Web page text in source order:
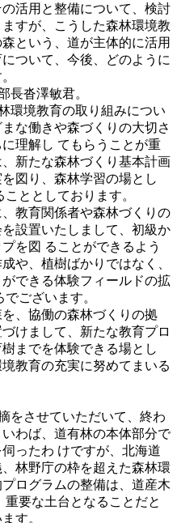
活用と整備について、検討
すが、こうした森林環境教
という、道が主体的に活用
ついて、今後、どのように
沓澤敏君。
境教育の取り組みについ
な働きや森づくりの大切さ
理解し てもらうことが重
新たな森林づくり基本計画
図り、森林学習の場とし
ととしております。
教育関係者や森林づくりの
設置いたしまして、初級か
を図 ることができるよう
や、植樹ばかりではなく、
できる体験フィールドの拡
ございます。
、協働の森林づくりの拠
けまして、新たな教育プロ
までを体験できる場とし
教育の充実に努めてまいる
させていただいて、終わ
わば、道有林の本体部分で
ったわ けですが、北海道
林野庁の枠を超えた森林環
ログラムの整備は、道産木
要な土台となることだと
す。